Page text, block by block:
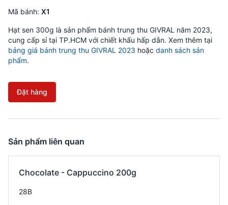
Mã bánh: X1
Hạt sen 300g là sản phẩm bánh trung thu GIVRAL năm 2023,
cung cấp sỉ tại TP.HCM với chiết khấu hấp dẫn. Xem thêm tại
bảng giá bánh trung thu GIVRAL 2023 hoặc danh sách sản
phẩm.
Đặt hàng
Sản phẩm liên quan
Chocolate - Cappuccino 200g
28B